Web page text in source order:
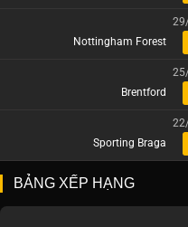
Nottingham Forest
Brentford
Sporting Braga
BẢNG XẾP HẠNG